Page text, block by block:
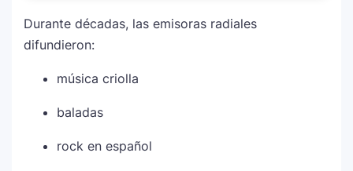
Durante décadas, las emisoras radiales
difundieron:
música criolla
baladas
rock en español